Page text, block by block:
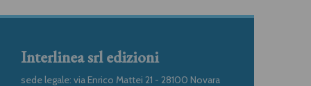
Interlinea srl edizioni
sede legale: via Enrico Mattei 21 - 28100 Novara